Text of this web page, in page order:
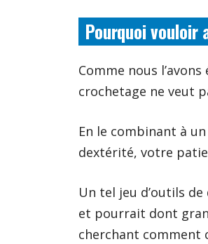
Pourquoi
Comme nous
crochetage ne veut
En le combinant à un
dextérité, votre
Un tel jeu d’outils
et pourrait dont
cherchant comment